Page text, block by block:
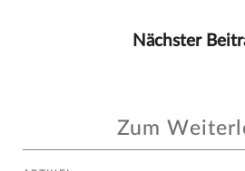
Nächster
Zum